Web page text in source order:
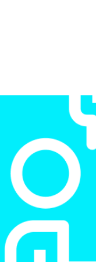
от 3500 ₽
от 2200 ₽
от 1700 ₽